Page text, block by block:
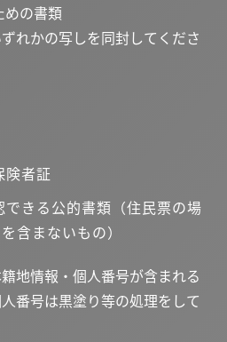
めの書類
れかの写しを同封してくださ
者証
きる公的書類（住民票の場
含まないもの）
地情報・個人番号が含まれる
番号は黒塗り等の処理をして